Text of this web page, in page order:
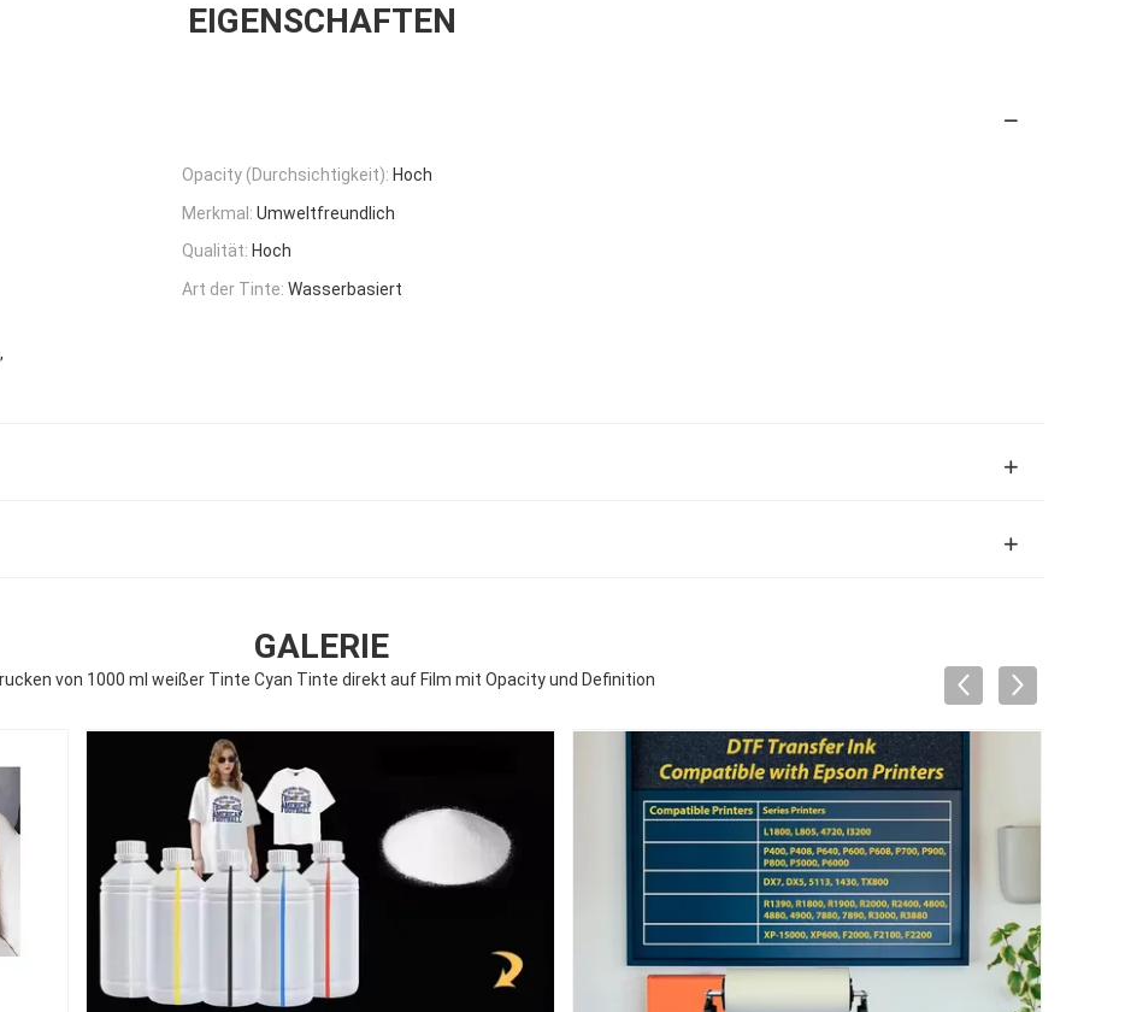
EIGENSCHAFTEN
Opacity (Durchsichtigkeit): Hoch
Merkmal: Umweltfreundlich
Qualität: Hoch
Art der Tinte: Wasserbasiert
,
GALERIE
von 1000 ml weißer Tinte Cyan Tinte direkt auf Film mit Opacity und Definition